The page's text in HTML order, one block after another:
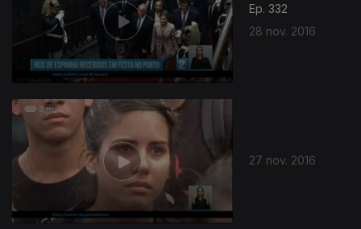
Ep. 332
28 nov. 2016
27 nov. 2016